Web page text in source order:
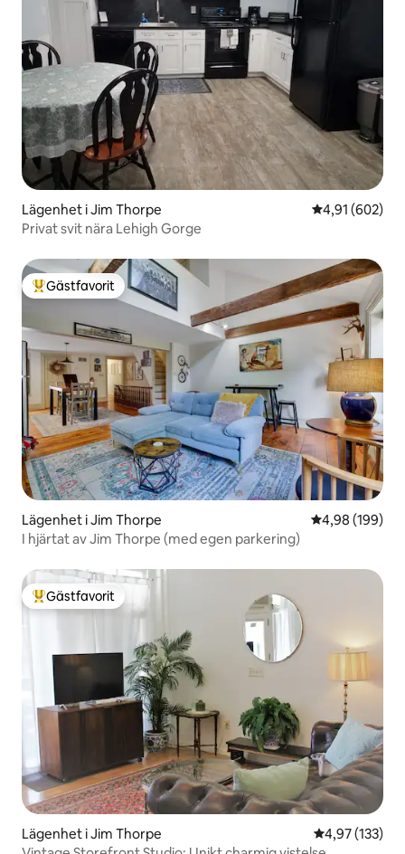
Lägenhet i Jim Thorpe 4,91 av 5 i
4,91 (602)
Privat svit nära Lehigh Gorge
Populär gästfavorit
Gästfavorit
Lägenhet i Jim Thorpe 4,98 av 5 i
4,98 (199)
I hjärtat av Jim Thorpe (med egen parkering)
Populär gästfavorit
Gästfavorit
Lägenhet i Jim Thorpe 4,97 av 5 i
4,97 (133)